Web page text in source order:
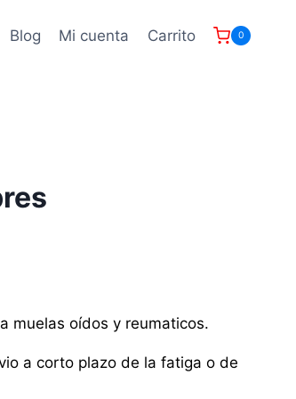
Blog Mi cuenta Carrito 0
muelas oídos y reumaticos.
a corto plazo de la fatiga o de